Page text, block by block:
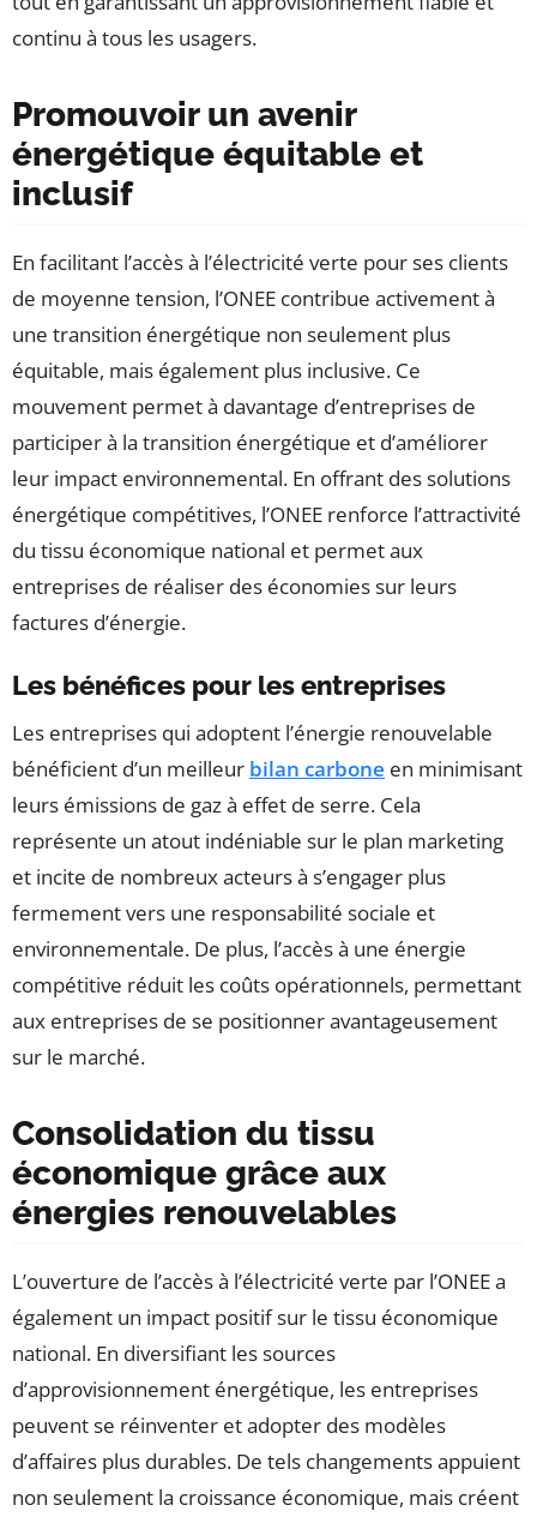
continu à tous les usagers.
Promouvoir un avenir
énergétique équitable et
inclusif
En facilitant l’accès à l’électricité verte pour ses clients
de moyenne tension, l’ONEE contribue activement à
une transition énergétique non seulement plus
équitable, mais également plus inclusive. Ce
mouvement permet à davantage d’entreprises de
participer à la transition énergétique et d’améliorer
leur impact environnemental. En offrant des solutions
énergétique compétitives, l’ONEE renforce l’attractivité
du tissu économique national et permet aux
entreprises de réaliser des économies sur leurs
factures d’énergie.
Les bénéfices pour les entreprises
Les entreprises qui adoptent l’énergie renouvelable
bénéficient d’un meilleur bilan carbone en minimisant
leurs émissions de gaz à effet de serre. Cela
représente un atout indéniable sur le plan marketing
et incite de nombreux acteurs à s’engager plus
fermement vers une responsabilité sociale et
environnementale. De plus, l’accès à une énergie
compétitive réduit les coûts opérationnels, permettant
aux entreprises de se positionner avantageusement
sur le marché.
Consolidation du tissu
économique grâce aux
énergies renouvelables
L’ouverture de l’accès à l’électricité verte par l’ONEE a
également un impact positif sur le tissu économique
national. En diversifiant les sources
d’approvisionnement énergétique, les entreprises
peuvent se réinventer et adopter des modèles
d’affaires plus durables. De tels changements appuient
non seulement la croissance économique, mais créent